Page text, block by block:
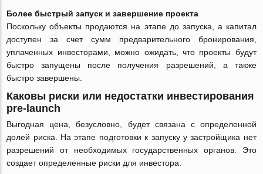
Более быстрый запуск и завершение проекта
Поскольку объекты продаются на этапе до запуска, а капитал
доступен за счет сумм предварительного бронирования,
уплаченных инвесторами, можно ожидать, что проекты будут
быстро запущены после получения разрешений, а также
быстро завершены.
Каковы риски или недостатки инвестирования
pre-launch
Выгодная цена, безусловно, будет связана с определенной
долей риска. На этапе подготовки к запуску у застройщика нет
разрешений от необходимых государственных органов. Это
создает определенные риски для инвестора.